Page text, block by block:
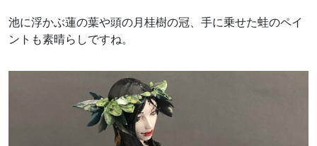
池に浮かぶ蓮の葉や頭の月桂樹の冠、手に乗せた蛙のペイ
ントも素晴らしですね。